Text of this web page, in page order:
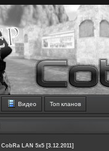
Видео Топ кланов
CobRa LAN 5x5 [3.12.2011]